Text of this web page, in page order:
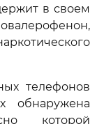
в своем
телефонов
обнаружена
которой